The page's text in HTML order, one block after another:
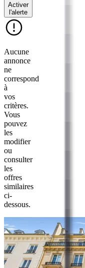
Activer
l'alerte
Aucune
annonce
ne
correspond
à
vos
critères.
Vous
pouvez
les
modifier
ou
consulter
les
offres
similaires
ci-
dessous.